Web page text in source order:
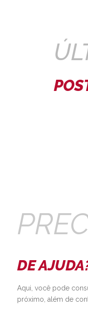
DE
Aqui, você pode
próximo, além de